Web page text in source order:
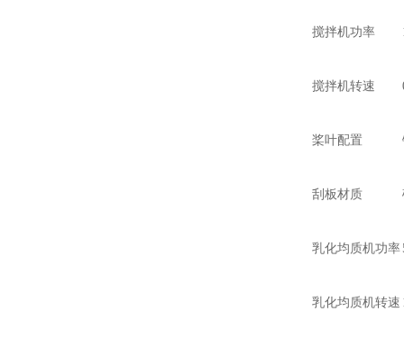
搅拌机功率
搅拌机转速
桨叶配置
刮板材质
乳化均质机功率
乳化均质机转速